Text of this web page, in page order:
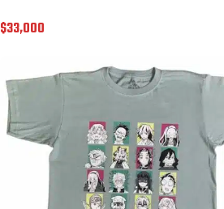
$33,000